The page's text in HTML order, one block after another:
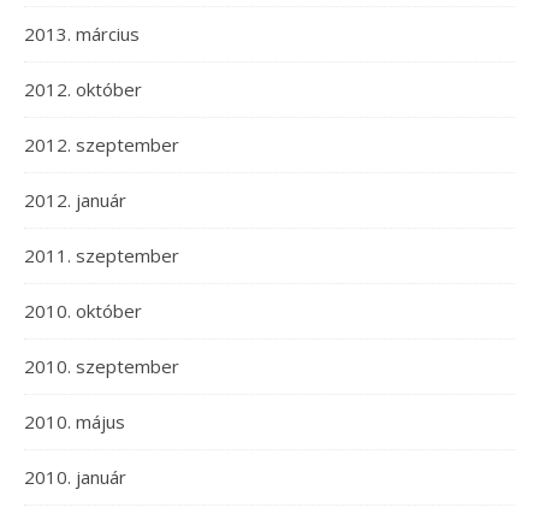
2013. március
2012. október
2012. szeptember
2012. január
2011. szeptember
2010. október
2010. szeptember
2010. május
2010. január